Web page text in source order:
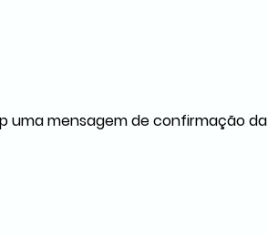
uma mensagem de confirmação da